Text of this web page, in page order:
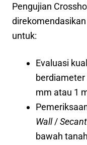
Pengujian
untuk:
Evaluasi
mm atau 1
Wall/
bawah